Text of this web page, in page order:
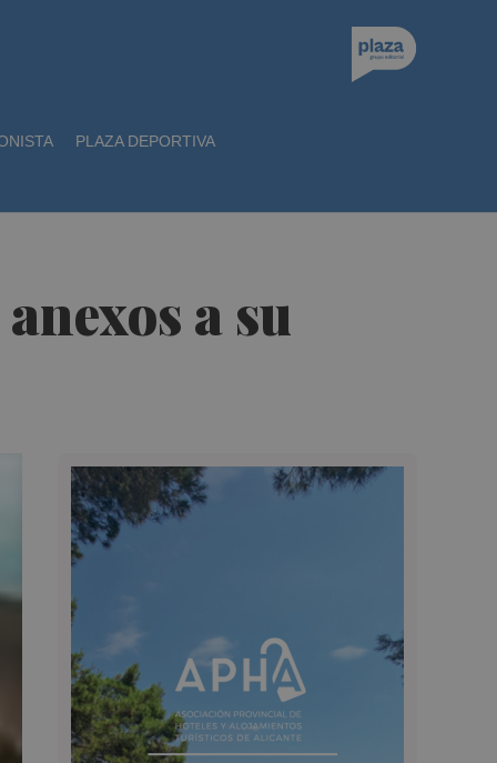
PLAZA DEPORTIVA
a su